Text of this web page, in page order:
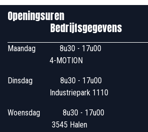
Bedrijfsgegevens
Maandag
​8u30 -
4-MOTION
Dinsdag
​8u30 -
Industriepark 1110
Woensdag
8u30 -
3545 Halen